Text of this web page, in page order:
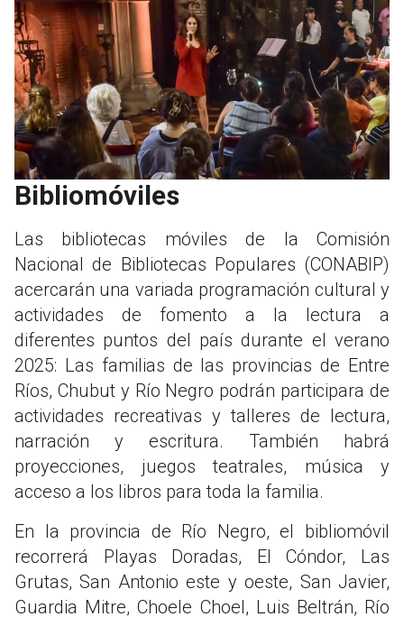
Bibliomóviles
Las bibliotecas móviles de la Comisión
Nacional de Bibliotecas Populares (CONABIP)
acercarán una variada programación cultural y
actividades de fomento a la lectura a
diferentes puntos del país durante el verano
2025: Las familias de las provincias de Entre
Ríos, Chubut y Río Negro podrán participara de
actividades recreativas y talleres de lectura,
narración y escritura. También habrá
proyecciones, juegos teatrales, música y
acceso a los libros para toda la familia.
En la provincia de Río Negro, el bibliomóvil
recorrerá Playas Doradas, El Cóndor, Las
Grutas, San Antonio este y oeste, San Javier,
Guardia Mitre, Choele Choel, Luis Beltrán, Río